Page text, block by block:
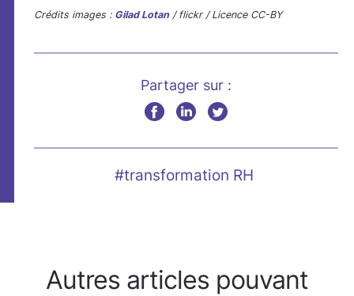
Crédits images : Gilad Lotan/ flickr / Licence CC-BY
Partager sur :
#transformation RH
Autres articles pouvant